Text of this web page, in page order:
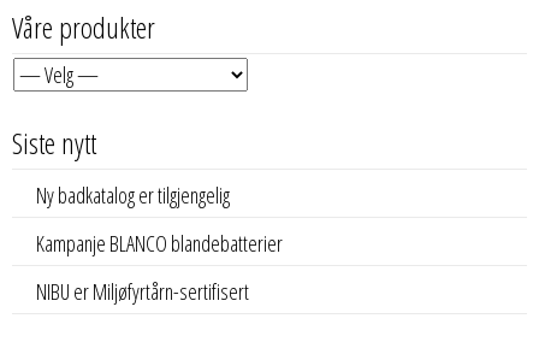
Våre produkter
Siste nytt
Ny badkatalog er tilgjengelig
Kampanje BLANCO blandebatterier
NIBU er Miljøfyrtårn-sertifisert